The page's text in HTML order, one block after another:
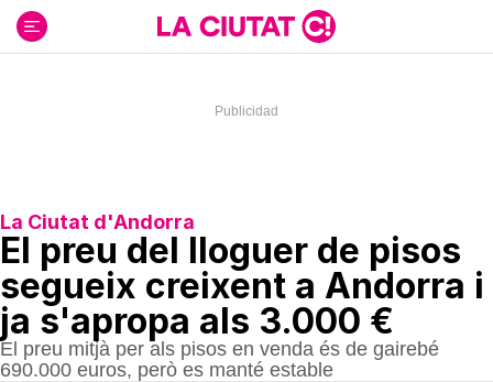
contenido
La Ciutat d'Andorra
El preu del lloguer de pisos
segueix creixent a Andorra i
ja s'apropa als 3.000 €
El preu mitjà per als pisos en venda és de gairebé
690.000 euros, però es manté estable